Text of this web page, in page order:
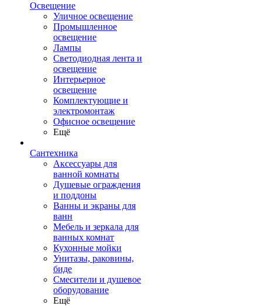
Освещение
Уличное освещение
Промышленное
освещение
Лампы
Светодиодная лента и
освещение
Интерьерное
освещение
Комплектующие и
электромонтаж
Офисное освещение
Ещё
Сантехника
Аксессуары для
ванной комнаты
Душевые ограждения
и поддоны
Ванны и экраны для
ванн
Мебель и зеркала для
ванных комнат
Кухонные мойки
Унитазы, раковины,
биде
Смесители и душевое
оборудование
Ещё